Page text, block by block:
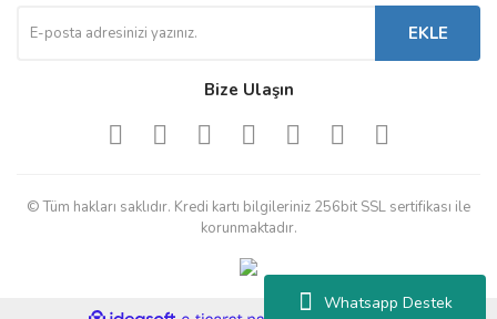
Whatsapp Destek
EKLE
Bize Ulaşın
© Tüm hakları saklıdır. Kredi kartı bilgileriniz 256bit SSL sertifikası ile
korunmaktadır.